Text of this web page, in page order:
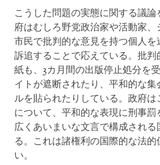
こうした問題の実態に関する議
府はむしろ野党政治家や活動家
市民で批判的な意見を持つ個人
訴追することで応えている。批判
紙も、3カ月間の出版停止処分を
イトが遮断されたり、平和的な
ルを貼られたりしている。政府
について、平和的な表現に刑事罰
広くあいまいな文言で構成され
る。これは諸権利の国際的な法
い。